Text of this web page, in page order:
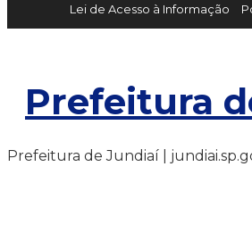
Lei de Acesso à Informação
Prefeitura
Prefeitura de Jundiaí |